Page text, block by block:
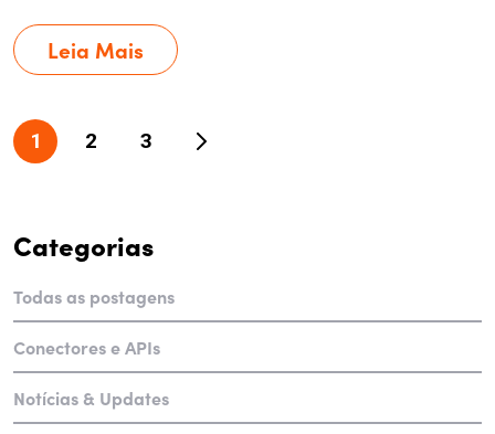
Leia Mais
Paginação
de
1 2 3
Categorias
Todas as postagens
Conectores e APIs
Notícias & Updates